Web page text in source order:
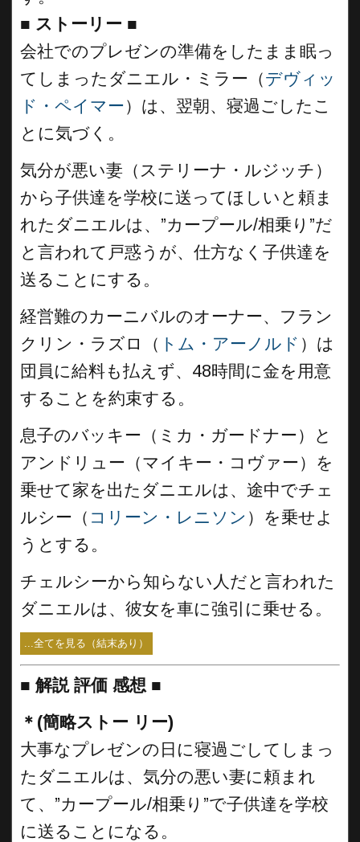
■ ストーリー ■
会社でのプレゼンの準備をしたまま眠っ
てしまったダニエル・ミラー（デヴィッ
ド・ペイマー）は、翌朝、寝過ごしたこ
とに気づく。
気分が悪い妻（ステリーナ・ルジッチ）
から子供達を学校に送ってほしいと頼ま
れたダニエルは、”カープール/相乗り”だ
と言われて戸惑うが、仕方なく子供達を
送ることにする。
経営難のカーニバルのオーナー、フラン
クリン・ラズロ（ トム・アーノルド ）は
団員に給料も払えず、48時間に金を用意
することを約束する。
息子のバッキー（ミカ・ガードナー）と
アンドリュー（マイキー・コヴァー）を
乗せて家を出たダニエルは、途中でチェ
ルシー（ コリーン・レニソン ）を乗せよ
うとする。
チェルシーから知らない人だと言われた
ダニエルは、彼女を車に強引に乗せる。
...全てを見る（結末あり）
■ 解説 評価 感想 ■
＊(簡略ストー リー)
大事なプレゼンの日に寝過ごしてしまっ
たダニエルは、気分の悪い妻に頼まれ
て、”カープール/相乗り”で子供達を学校
に送ることになる。